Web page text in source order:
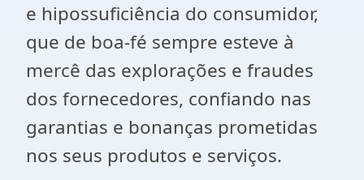
e hipossuficiência do consumidor,
que de boa-fé sempre esteve à
mercê das explorações e fraudes
dos fornecedores, confiando nas
garantias e bonanças prometidas
nos seus produtos e serviços.